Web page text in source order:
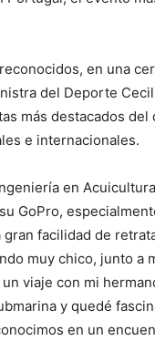
en una
del Deporte
más destacados
e internacionales.
en
GoPro,
facilidad de
muy chico, junto a
viaje con mi
y quedé
en un